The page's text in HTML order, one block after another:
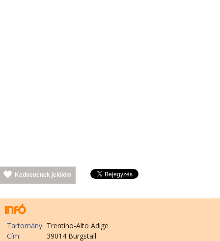
Kedvencnek jelölöm
Tartomány: Trentino-Alto Adige
Cím:
39014 Burgstall